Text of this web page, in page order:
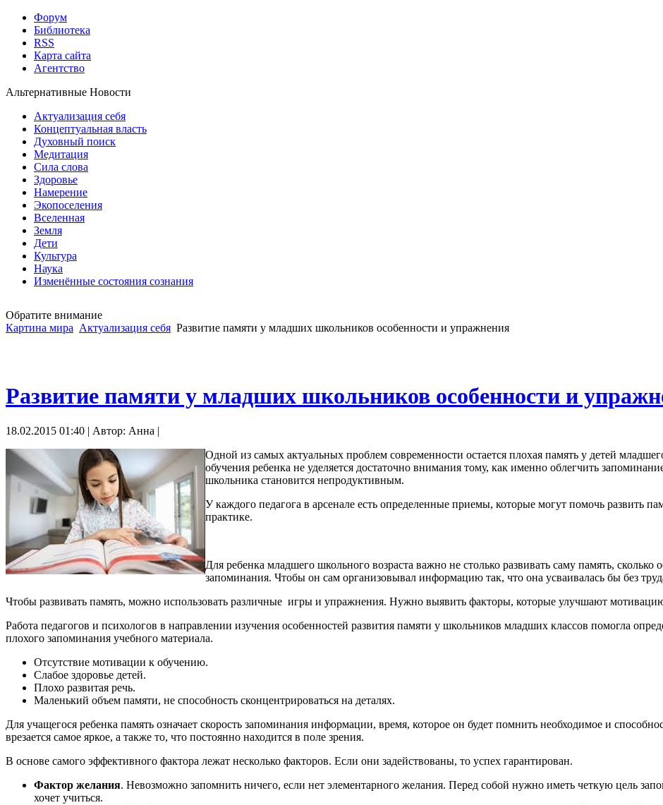
Форум
Библиотека
RSS
Карта сайта
Агентство
Альтернативные Новости
Актуализация себя
Концептуальная власть
Духовный поиск
Медитация
Сила слова
Здоровье
Намерение
Экопоселения
Вселенная
Земля
Дети
Культура
Наука
Изменённые состояния сознания
Обратите внимание
Картина мира Актуализация себя Развитие памяти у младших школьников особенности и упражнения
Развитие памяти у младших школьников особенности и
18.02.2015 01:40 | Автор: Анна |
Одной из самых актуальных проблем современности остается плохая память у детей
обучения ребенка не уделяется достаточно внимания тому, как именно облегчить
школьника становится непродуктивным.
У каждого педагога в арсенале есть определенные приемы, которые могут помочь развить
практике.
Для ребенка младшего школьного возраста важно не столько развивать саму память, сколько
запоминания. Чтобы он сам организовывал информацию так, что она усваивалась бы без
Чтобы развивать память, можно использовать различные игры и упражнения. Нужно выявить факторы, которые улучшают
Работа педагогов и психологов в направлении изучения особенностей развития памяти у школьников младших классов помогла
плохого запоминания учебного материала.
Отсутствие мотивации к обучению.
Слабое здоровье детей.
Плохо развитая речь.
Маленький объем памяти, не способность сконцентрироваться на деталях.
Для учащегося ребенка память означает скорость запоминания информации, время, которое он будет помнить необходимое и
врезается самое яркое, а также то, что постоянно находится в поле зрения.
В основе самого эффективного фактора лежат несколько факторов. Если они задействованы, то успех гарантирован.
Фактор желания. Невозможно запомнить ничего, если нет элементарного желания. Перед собой нужно иметь четкую цель
хочет учиться.